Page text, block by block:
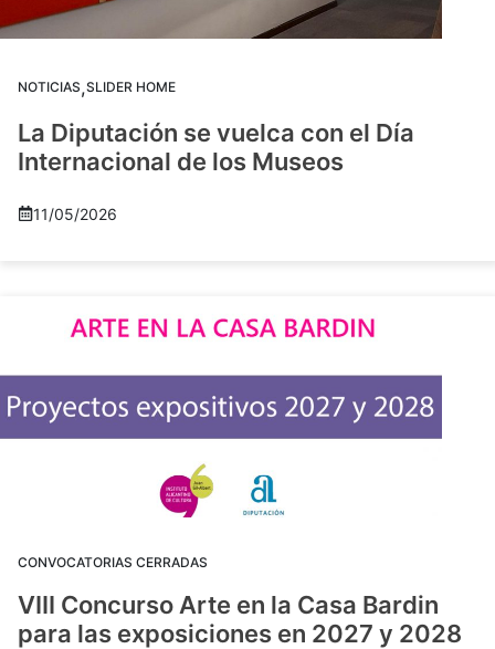
NOTICIAS,SLIDER HOME
La Diputación se vuelca con el Día
Internacional de los Museos
11/05/2026
CONVOCATORIAS CERRADAS
VIII Concurso Arte en la Casa Bardin
para las exposiciones en 2027 y 2028